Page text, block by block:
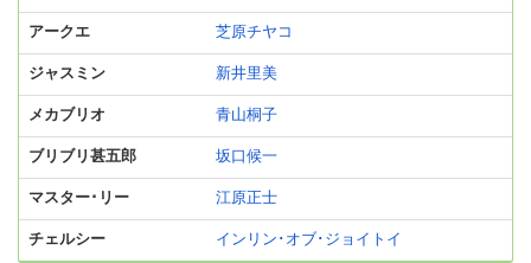
アークエ 芝原チヤコ
ジャスミン 新井里美
メカブリオ 青山桐子
ブリブリ甚五郎 坂口候一
マスター･リー 江原正士
チェルシー インリン･オブ･ジョイトイ